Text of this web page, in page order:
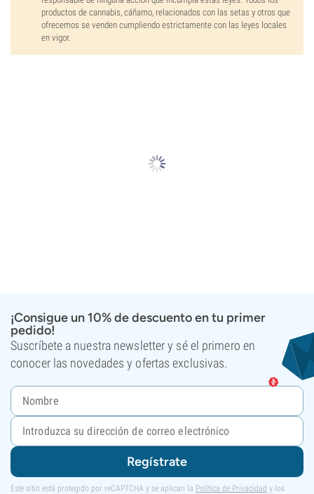
productos de cannabis, cáñamo, relacionados con las setas y otros que
ofrecemos se venden cumpliendo estrictamente con las leyes locales
en vigor.
¡Consigue un 10% de descuento en tu primer
pedido!
Suscríbete a nuestra newsletter y sé el primero en
conocer las novedades y ofertas exclusivas.
Regístrate
Este sitio está protegido por reCAPTCHA y se aplican la Política de Privacidad y los